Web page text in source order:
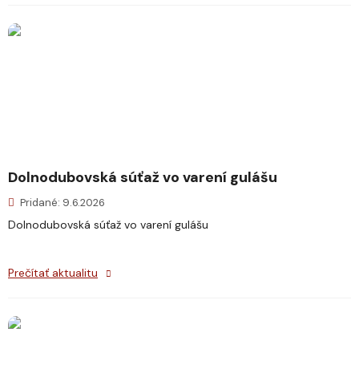
Dolnodubovská súťaž vo varení gulášu
Pridané: 9.6.2026
Dolnodubovská súťaž vo varení gulášu
Prečítať aktualitu